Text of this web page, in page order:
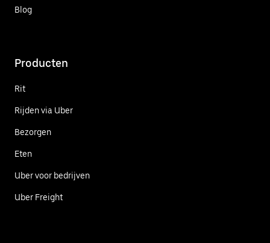
Blog
Producten
Rit
Rijden via Uber
Bezorgen
Eten
Uber voor bedrijven
Uber Freight